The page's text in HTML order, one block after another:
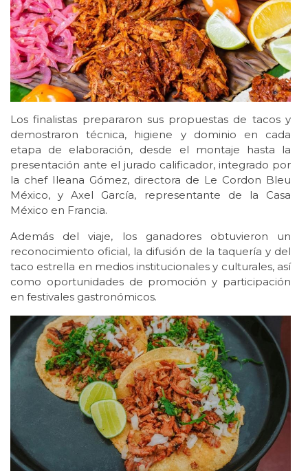
Los finalistas prepararon sus propuestas de tacos y
demostraron técnica, higiene y dominio en cada
etapa de elaboración, desde el montaje hasta la
presentación ante el jurado calificador, integrado por
la chef Ileana Gómez, directora de Le Cordon Bleu
México, y Axel García, representante de la Casa
México en Francia.
Además del viaje, los ganadores obtuvieron un
reconocimiento oficial, la difusión de la taquería y del
taco estrella en medios institucionales y culturales, así
como oportunidades de promoción y participación
en festivales gastronómicos.